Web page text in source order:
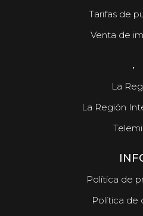
Tarifas de
Venta de
.
La
La Región
Política de
Política de